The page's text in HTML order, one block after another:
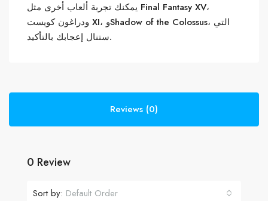
يمكنك تجربة ألعاب أخرى مثل Final Fantasy XV،
ودراغون كويست XI، وShadow of the Colossus، التي
ستنال إعجابك بالتأكيد.
Reviews (0)
0 Review
Sort by: Default Order